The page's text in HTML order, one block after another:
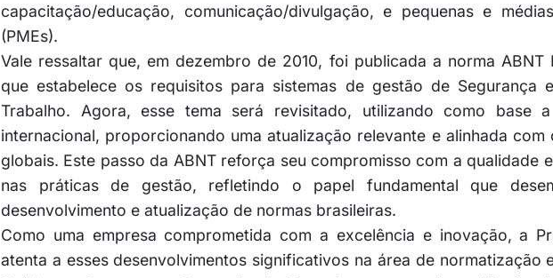
capacitação/educação, comunicação/divulgação, e pequenas e
(PMEs).
Vale ressaltar que, em dezembro de 2010, foi publicada a norma ABNT
que estabelece os requisitos para sistemas de gestão de Segurança
Trabalho. Agora, esse tema será revisitado, utilizando como base a
internacional, proporcionando uma atualização relevante e alinhada com
globais. Este passo da ABNT reforça seu compromisso com a qualidade
nas práticas de gestão, refletindo o papel fundamental que
desenvolvimento e atualização de normas brasileiras.
Como uma empresa comprometida com a excelência e inovação, a
atenta a esses desenvolvimentos significativos na área de normatização